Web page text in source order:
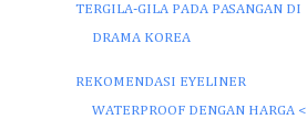
TERGILA-GILA PADA PASANGAN DI
DRAMA KOREA
REKOMENDASI EYELINER
WATERPROOF DENGAN HARGA <